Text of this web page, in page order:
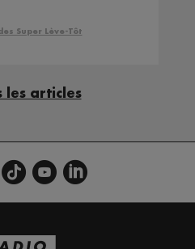
Super Lève-Tôt
les articles